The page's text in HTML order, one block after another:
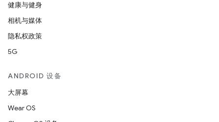
健康与健身
相机与媒体
隐私权政策
5G
ANDROID 设备
大屏幕
Wear OS